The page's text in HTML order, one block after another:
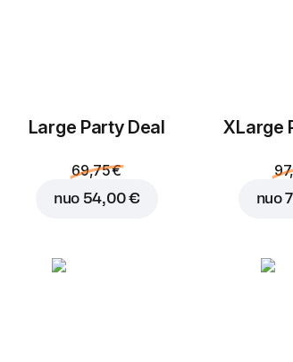
Large Party Deal
69,75 €
nuo 54,00 €
ХLarge
nuo